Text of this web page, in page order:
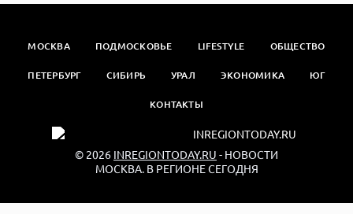
МОСКВА ПОДМОСКОВЬЕ LIFESTYLE ОБЩЕСТВО
ПЕТЕРБУРГ СИБИРЬ УРАЛ ЭКОНОМИКА ЮГ
КОНТАКТЫ
© 2026 INREGIONTODAY.RU - НОВОСТИ
МОСКВА. В РЕГИОНЕ СЕГОДНЯ